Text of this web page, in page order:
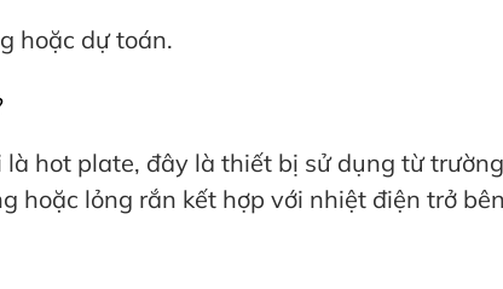
hoặc dự toán.
hot plate, đây là thiết bị sử dụng từ
hoặc lỏng rắn kết hợp với nhiệt điện trở